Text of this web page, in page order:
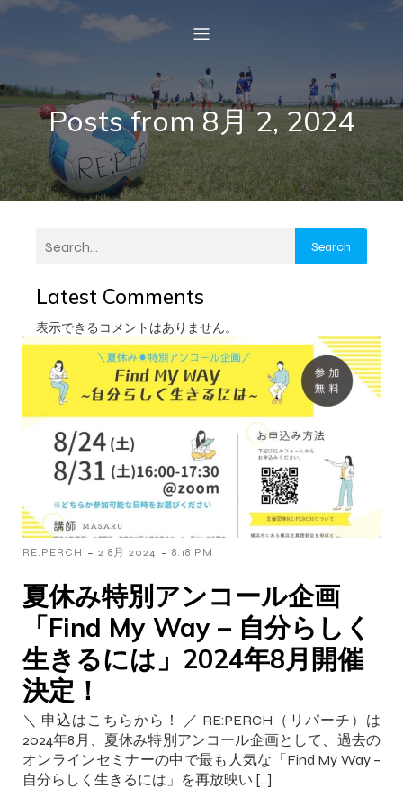
Posts from 8月 2, 2024
Search
Latest Comments
表示できるコメントはありません。
RE:PERCH - 2 8月 2024 - 8:18 PM
夏休み特別アンコール企画
「Find My Way – 自分らしく
生きるには」2024年8月開催
決定！
＼ 申込はこちらから！ ／ RE:PERCH（リパーチ）は
2024年8月、夏休み特別アンコール企画として、過去の
オンラインセミナーの中で最も人気な「Find My Way –
自分らしく生きるには」を再放映い […]